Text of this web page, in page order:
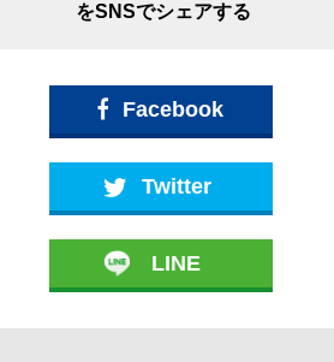
をSNSでシェアする
Facebook
Twitter
LINE